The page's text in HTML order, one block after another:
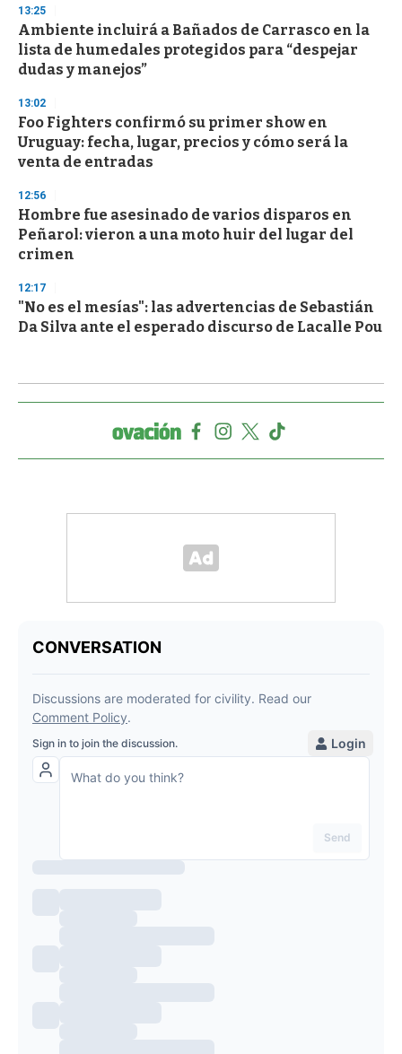
13:25
Ambiente incluirá a Bañados de Carrasco en la
lista de humedales protegidos para “despejar
dudas y manejos”
13:02
Foo Fighters confirmó su primer show en
Uruguay: fecha, lugar, precios y cómo será la
venta de entradas
12:56
Hombre fue asesinado de varios disparos en
Peñarol: vieron a una moto huir del lugar del
crimen
12:17
"No es el mesías": las advertencias de Sebastián
Da Silva ante el esperado discurso de Lacalle Pou